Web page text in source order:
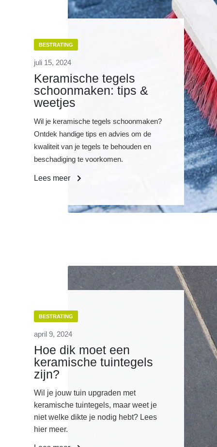
BESTRATING
juli 15, 2024
Keramische tegels
schoonmaken: tips &
weetjes
Wil je keramische tegels schoonmaken?
Ontdek handige tips en advies om de
kwaliteit van je tegels te behouden en
beschadiging te voorkomen.
Lees meer
BESTRATING
april 9, 2024
Hoe dik moet een
keramische tuintegels
zijn?
Wil je jouw tuin upgraden met
keramische tuintegels, maar weet je
niet welke dikte je nodig hebt? Lees
hier meer.